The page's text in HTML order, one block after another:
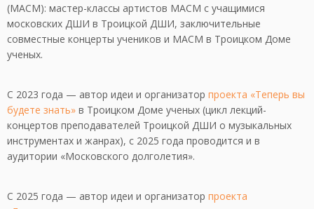
(МАСМ): мастер-классы артистов МАСМ с учащимися
московских ДШИ в Троицкой ДШИ, заключительные
совместные концерты учеников и МАСМ в Троицком Доме
ученых.
С 2023 года — автор идеи и организатор проекта «Теперь вы
будете знать» в Троицком Доме ученых (цикл лекций-
концертов преподавателей Троицкой ДШИ о музыкальных
инструментах и жанрах), с 2025 года проводится и в
аудитории «Московского долголетия».
С 2025 года — автор идеи и организатор проекта